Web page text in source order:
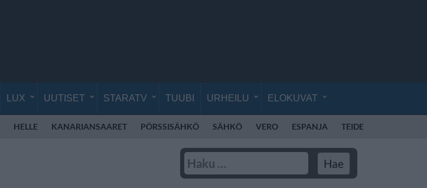
LUX UUTISET STARATV TUUBI URHEILU ELOKUVAT
HELLE KANARIANSAARET PÖRSSISÄHKÖ SÄHKÖ VERO ESPANJA TEIDE